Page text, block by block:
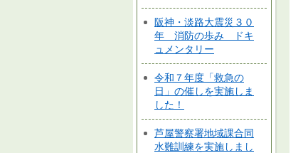
阪神・淡路大震災３０
年 消防の歩み ドキ
ュメンタリー
令和７年度「救急の
日」の催しを実施しま
した！
芦屋警察署地域課合同
水難訓練を実施しまし